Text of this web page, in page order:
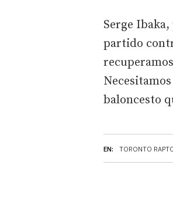
EN: TORONTO
Serge
partido
baloncesto